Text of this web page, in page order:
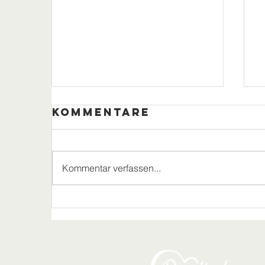
Rosenmontag
Kommentare
Kommentar verfassen...